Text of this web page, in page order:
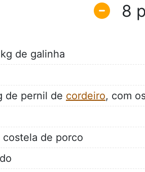
8
de galinha
de pernil de cordeiro, com
costela de porco